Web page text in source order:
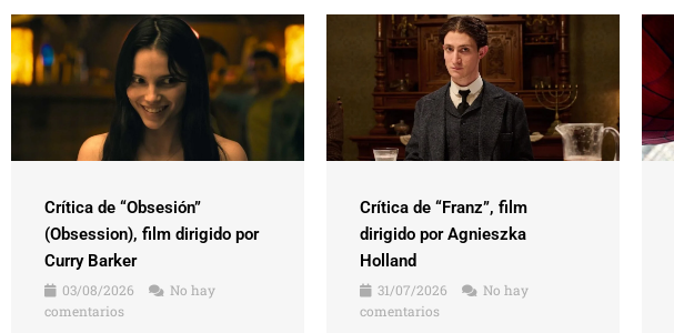
Crítica de “Obsesión”
(Obsession), film dirigido por
Curry Barker
03/08/2026
No hay
comentarios
Crítica de “Franz”, film
dirigido por Agnieszka
Holland
31/07/2026
No hay
comentarios